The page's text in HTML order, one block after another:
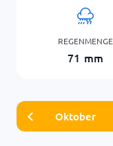
REGENMENGE
71 mm
Oktober